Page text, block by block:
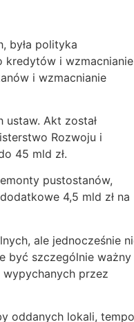
była polityka
kredytów i wzmacnianie
i wzmacnianie
Akt został
Rozwoju i
45 mld zł.
pustostanów,
4,5 mld zł na
ale jednocześnie
być szczególnie ważny
przez
oddanych lokali, tempo